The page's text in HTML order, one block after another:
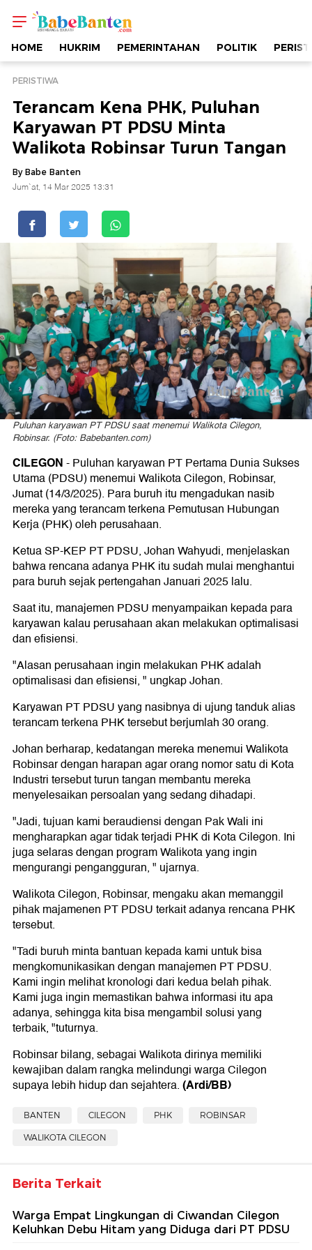
Terancam
Kena
PHK,
Puluhan
Karyawan
PT
PDSU
Minta
Walikota
Robinsar
Turun
Tangan
HOME HUKRIM PEMERINTAHAN POLITIK
PERISTIWA
Terancam Kena PHK, Puluhan
Karyawan PT PDSU Minta
Walikota Robinsar Turun Tangan
By Babe Banten
Jum`at, 14 Mar 2025 13:31
Puluhan karyawan PT PDSU saat menemui Walikota Cilegon,
Robinsar. (Foto: Babebanten.com)
CILEGON- Puluhan karyawan PT Pertama Dunia Sukses
Utama (PDSU) menemui Walikota Cilegon, Robinsar,
Jumat (14/3/2025). Para buruh itu mengadukan nasib
mereka yang terancam terkena Pemutusan Hubungan
Kerja (PHK) oleh perusahaan.
Ketua SP-KEP PT PDSU, Johan Wahyudi, menjelaskan
bahwa rencana adanya PHK itu sudah mulai menghantui
para buruh sejak pertengahan Januari 2025 lalu.
Saat itu, manajemen PDSU menyampaikan kepada para
karyawan kalau perusahaan akan melakukan optimalisasi
dan efisiensi.
"Alasan perusahaan ingin melakukan PHK adalah
optimalisasi dan efisiensi, " ungkap Johan.
Karyawan PT PDSU yang nasibnya di ujung tanduk alias
terancam terkena PHK tersebut berjumlah 30 orang.
Johan berharap, kedatangan mereka menemui Walikota
Robinsar dengan harapan agar orang nomor satu di Kota
Industri tersebut turun tangan membantu mereka
menyelesaikan persoalan yang sedang dihadapi.
"Jadi, tujuan kami beraudiensi dengan Pak Wali ini
mengharapkan agar tidak terjadi PHK di Kota Cilegon. Ini
juga selaras dengan program Walikota yang ingin
mengurangi pengangguran, " ujarnya.
Walikota Cilegon, Robinsar, mengaku akan memanggil
pihak majamenen PT PDSU terkait adanya rencana PHK
tersebut.
"Tadi buruh minta bantuan kepada kami untuk bisa
mengkomunikasikan dengan manajemen PT PDSU.
Kami ingin melihat kronologi dari kedua belah pihak.
Kami juga ingin memastikan bahwa informasi itu apa
adanya, sehingga kita bisa mengambil solusi yang
terbaik, "tuturnya.
Robinsar bilang, sebagai Walikota dirinya memiliki
kewajiban dalam rangka melindungi warga Cilegon
supaya lebih hidup dan sejahtera.(Ardi/BB)
BANTEN CILEGON PHK ROBINSAR
WALIKOTA CILEGON
Berita Terkait
Warga Empat Lingkungan di Ciwandan Cilegon
Keluhkan Debu Hitam yang Diduga dari PT PDSU